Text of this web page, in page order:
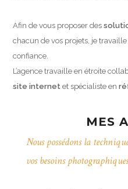
Afin de vous proposer des
chacun de vos projets, je
confiance.
L’agence travaille en étroite
site internet et spécialiste en
MES
Nous possédons la
vos besoins